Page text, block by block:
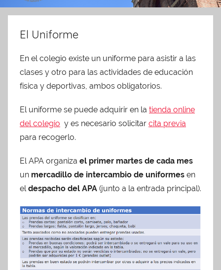
El Uniforme
En el colegio existe un uniforme para asistir a las
clases y otro para las actividades de educación
física y deportivas, ambos obligatorios.
El uniforme se puede adquirir en la tienda online
del colegio y es necesario solicitar cita previa
para recogerlo.
El APA organiza el primer martes de cada mes
un mercadillo de intercambio de uniformes en
eldespacho del APA (junto a la entrada principal).